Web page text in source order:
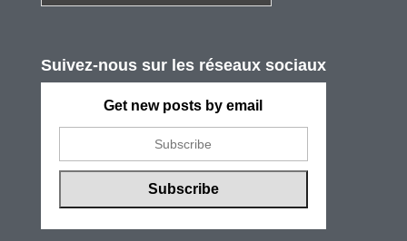
Suivez-nous sur les réseaux sociaux
Get new posts by email